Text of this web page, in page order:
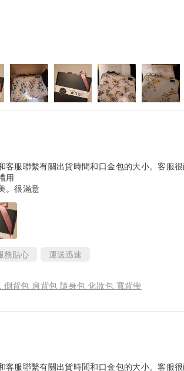
客服聯繫有關出貨時間和口金包的大小。客服
用
。很滿意
務貼心 運送迅速
背包 肩背包 隨身包 化妝包 寬背帶
客服聯繫有關出貨時間和口金包的大小。客服